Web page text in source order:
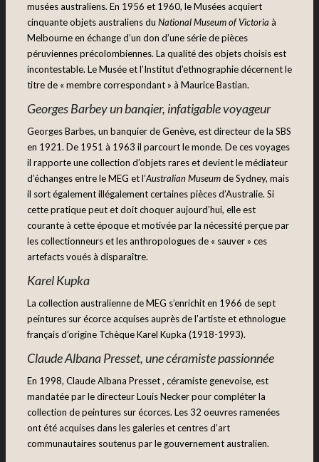
musées australiens. En 1956 et 1960, le Musées acquiert
cinquante objets australiens du National Museum of Victoria à
Melbourne en échange d’un don d’une série de pièces
péruviennes précolombiennes. La qualité des objets choisis est
incontestable. Le Musée et l’Institut d’ethnographie décernent le
titre de « membre correspondant » à Maurice Bastian.
Georges Barbey un banqier, infatigable voyageur
Georges Barbes, un banquier de Genève, est directeur de la SBS
en 1921. De 1951 à 1963 il parcourt le monde. De ces voyages
il rapporte une collection d’objets rares et devient le médiateur
d’échanges entre le MEG et l’Australian Museumde Sydney, mais
il sort également illégalement certaines pièces d’Australie. Si
cette pratique peut et doit choquer aujourd’hui, elle est
courante à cette époque et motivée par la nécessité perçue par
les collectionneurs et les anthropologues de « sauver » ces
artefacts voués à disparaître.
Karel Kupka
La collection australienne de MEG s’enrichit en 1966 de sept
peintures sur écorce acquises auprès de l’artiste et ethnologue
français d’origine Tchèque Karel Kupka (1918-1993).
Claude Albana Presset, une céramiste passionnée
En 1998, Claude Albana Presset , céramiste genevoise, est
mandatée par le directeur Louis Necker pour compléter la
collection de peintures sur écorces. Les 32 oeuvres ramenées
ont été acquises dans les galeries et centres d’art
communautaires soutenus par le gouvernement australien.